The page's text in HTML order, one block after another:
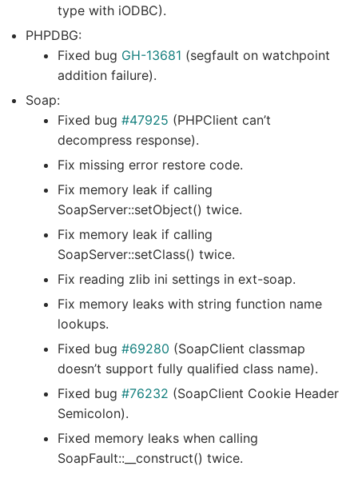
type with iODBC).
PHPDBG:
Fixed bug GH-13681 (segfault on watchpoint
addition failure).
Soap:
Fixed bug #47925 (PHPClient can’t
decompress response).
Fix missing error restore code.
Fix memory leak if calling
SoapServer::setObject() twice.
Fix memory leak if calling
SoapServer::setClass() twice.
Fix reading zlib ini settings in ext-soap.
Fix memory leaks with string function name
lookups.
Fixed bug #69280 (SoapClient classmap
doesn’t support fully qualified class name).
Fixed bug #76232 (SoapClient Cookie Header
Semicolon).
Fixed memory leaks when calling
SoapFault::__construct() twice.